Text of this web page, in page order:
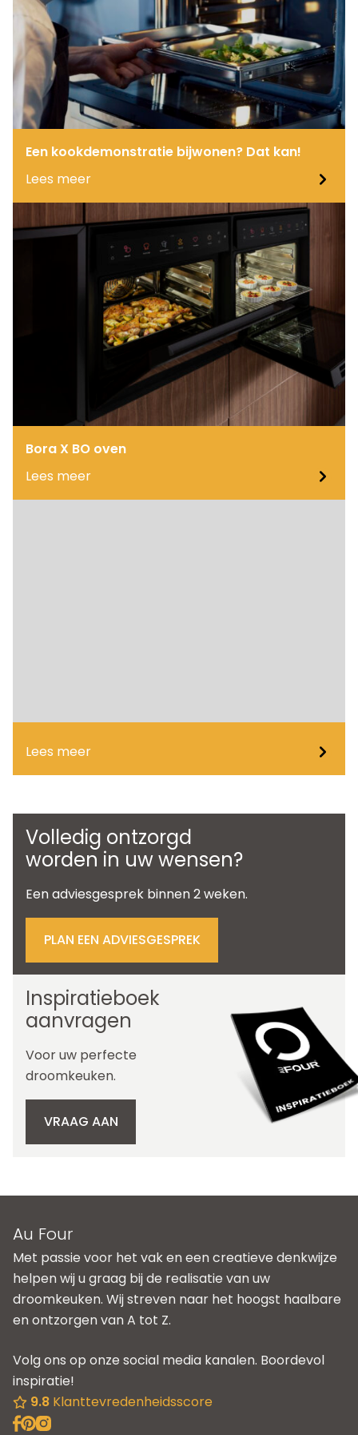
Een kookdemonstratie bijwonen? Dat kan!
Lees meer
Bora X BO oven
Lees meer
Lees meer
Volledig ontzorgd
worden in uw wensen?
Een adviesgesprek binnen 2 weken.
PLAN EEN ADVIESGESPREK
Inspiratieboek
aanvragen
Voor uw perfecte
droomkeuken.
VRAAG AAN
Au Four
Met passie voor het vak en een creatieve denkwijze
helpen wij u graag bij de realisatie van uw
droomkeuken. Wij streven naar het hoogst haalbare
en ontzorgen van A tot Z.
Volg ons op onze social media kanalen. Boordevol
inspiratie!
9.8 Klanttevredenheidsscore